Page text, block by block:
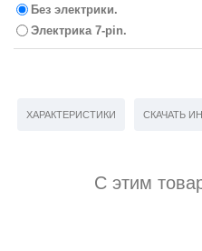
Без электрики.
Электрика 7-pin.
ХАРАКТЕРИСТИКИ СКАЧАТЬ
С этим